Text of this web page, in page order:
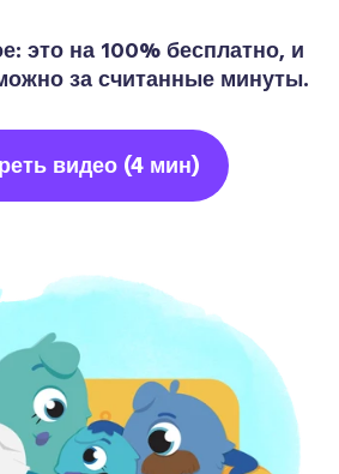
это на 100% бесплатно, и
за считанные минуты.
видео (4 мин)